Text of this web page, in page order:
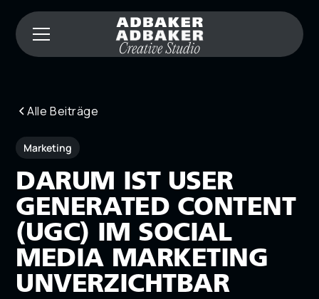
Alle Beiträge
Marketing
DARUM IST USER
GENERATED CONTENT
(UGC) IM SOCIAL
MEDIA MARKETING
UNVERZICHTBAR